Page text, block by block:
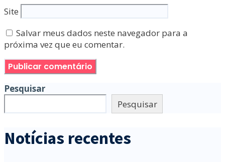
Site
Salvar meus dados neste navegador para a
próxima vez que eu comentar.
Pesquisar
Pesquisar
Notícias recentes